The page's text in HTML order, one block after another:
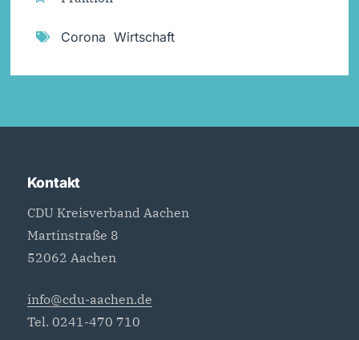
Corona Wirtschaft
Kontakt
CDU Kreisverband Aachen
Martinstraße 8
52062 Aachen
info@cdu-aachen.de
Tel. 0241-470 710